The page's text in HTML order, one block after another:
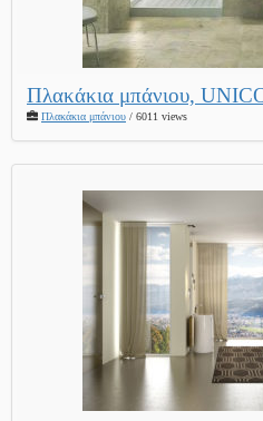
Πλακάκια μπάνιου,
Πλακάκια μπάνιου / 6011 views